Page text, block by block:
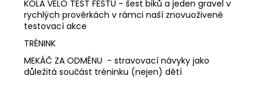
KOLA VELO TEST FESTU - šest biků a jeden gravel v
rychlých prověrkách v rámci naší znovuoživené
testovací akce
TRÉNINK
MEKÁČ ZA ODMĚNU - stravovací návyky jako
důležitá součást tréninku (nejen) dětí